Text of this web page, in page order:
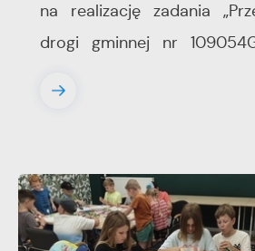
na realizację zadania
drogi gminnej nr